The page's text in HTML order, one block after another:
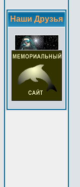
Наши Друзья